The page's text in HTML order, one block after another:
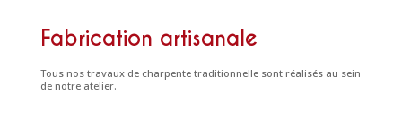
Fabrication artisanale
Tous nos travaux de charpente traditionnelle sont réalisés au sein
de notre atelier.